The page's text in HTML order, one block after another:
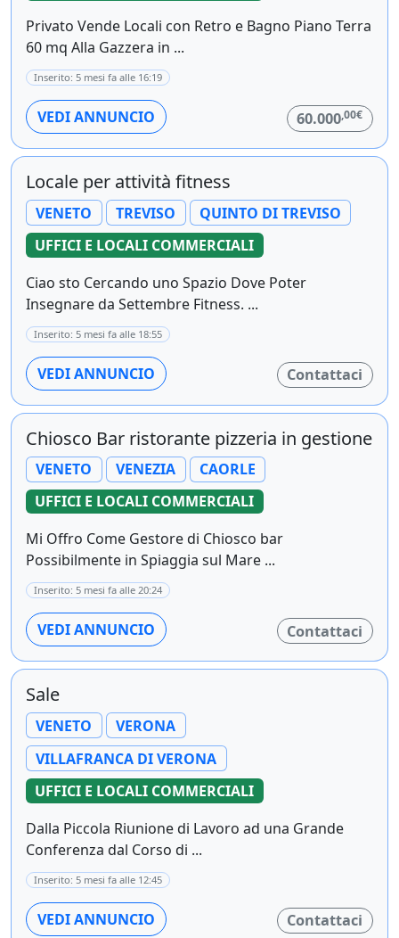
Privato Vende Locali con Retro e Bagno Piano Terra
60 mq Alla Gazzera in ...
Inserito: 5 mesi fa alle 16:19
VEDI ANNUNCIO 60.000,00€
Locale per attività fitness
VENETO TREVISO
QUINTO DI TREVISO
UFFICI E LOCALI COMMERCIALI
Ciao sto Cercando uno Spazio Dove Poter
Insegnare da Settembre Fitness. ...
Inserito: 5 mesi fa alle 18:55
VEDI ANNUNCIO Contattaci
Chiosco Bar ristorante pizzeria in gestione
VENETO VENEZIA
CAORLE
UFFICI E LOCALI COMMERCIALI
Mi Offro Come Gestore di Chiosco bar
Possibilmente in Spiaggia sul Mare ...
Inserito: 5 mesi fa alle 20:24
VEDI ANNUNCIO Contattaci
Sale
VENETO
VERONA
VILLAFRANCA DI VERONA
UFFICI E LOCALI COMMERCIALI
Dalla Piccola Riunione di Lavoro ad una Grande
Conferenza dal Corso di ...
Inserito: 5 mesi fa alle 12:45
VEDI ANNUNCIO Contattaci